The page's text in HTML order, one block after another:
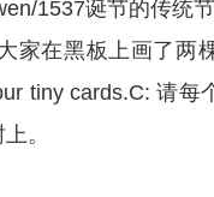
1537诞节的传统
家在黑板上画了两
tiny cards.C: 请每
。